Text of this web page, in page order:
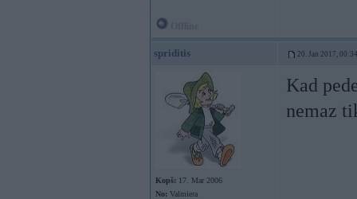
spriditis 20. Jan 2017, 00:34
Kopš: 17. Mar 2006
No: Valmiera
Kad
nemaz